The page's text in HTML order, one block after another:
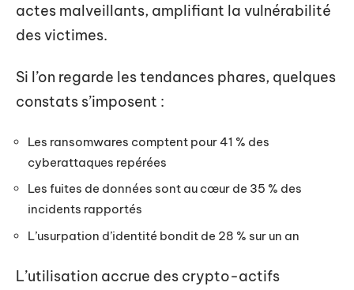
actes malveillants, amplifiant la vulnérabilité
des victimes.
Si l’on regarde les tendances phares, quelques
constats s’imposent :
Les ransomwares comptent pour 41 % des
cyberattaques repérées
Les fuites de données sont au cœur de 35 % des
incidents rapportés
L’usurpation d’identité bondit de 28 % sur un an
L’utilisation accrue des crypto-actifs